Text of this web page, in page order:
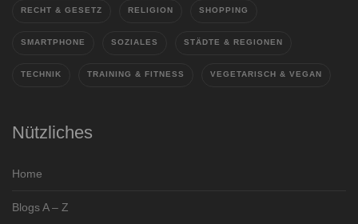
RECHT & GESETZ RELIGION SHOPPING
SMARTPHONE SOZIALES STÄDTE & REGIONEN
TECHNIK TRAINING & FITNESS VEGETARISCH & VEGAN
Nützliches
Home
Blogs A – Z